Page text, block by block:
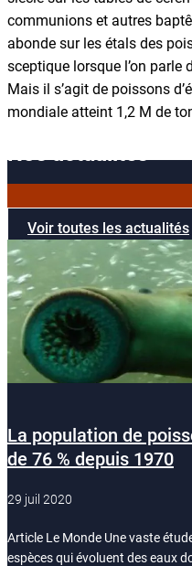
communions et autres
abonde sur les étals des
sceptique lorsque l’on parle
Mais il s’agit de poissons
mondiale atteint 1,2 M de
Nos actualités
Voir toutes les actualités
La population de
de 76 % depuis 1970
29 juil 2020
Article Le Monde Une vaste
espèces qui évoluent des eaux